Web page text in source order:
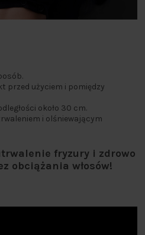
przed użyciem i pomiędzy
około 30 cm.
i olśniewającym
fryzury i zdrowo
obciążania włosów!